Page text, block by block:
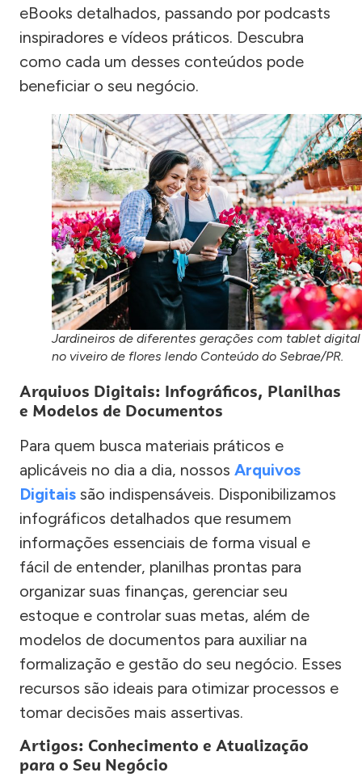
eBooks detalhados, passando por podcasts
inspiradores e vídeos práticos. Descubra
como cada um desses conteúdos pode
beneficiar o seu negócio.
Jardineiros de diferentes gerações com tablet digital
no viveiro de flores lendo Conteúdo do Sebrae/PR.
Arquivos Digitais: Infográficos, Planilhas
e Modelos de Documentos
Para quem busca materiais práticos e
aplicáveis no dia a dia, nossos Arquivos
Digitais são indispensáveis. Disponibilizamos
infográficos detalhados que resumem
informações essenciais de forma visual e
fácil de entender, planilhas prontas para
organizar suas finanças, gerenciar seu
estoque e controlar suas metas, além de
modelos de documentos para auxiliar na
formalização e gestão do seu negócio. Esses
recursos são ideais para otimizar processos e
tomar decisões mais assertivas.
Artigos: Conhecimento e Atualização
para o Seu Negócio